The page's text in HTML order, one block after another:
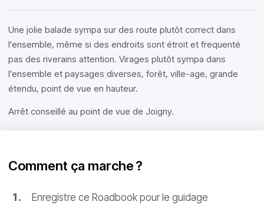
Une jolie balade sympa sur des route plutôt correct dans
l'ensemble, même si des endroits sont étroit et frequenté
pas des riverains attention. Virages plutôt sympa dans
l'ensemble et paysages diverses, forêt, ville-age, grande
étendu, point de vue en hauteur.
Arrêt conseillé au point de vue de Joigny.
Comment ça marche ?
Enregistre ce Roadbook pour le guidage